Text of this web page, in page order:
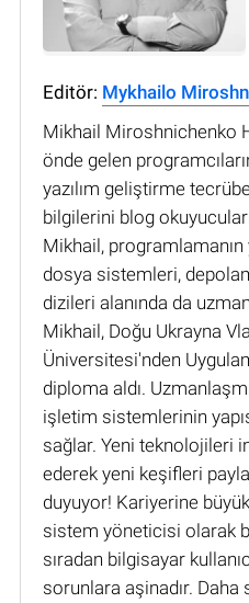
Editör: Mykhailo
Mikhail Miroshnichenko
önde gelen
yazılım geliştirme
bilgilerini blog
Mikhail, programlamanın
dosya sistemleri,
dizileri alanında da
Mikhail, Doğu Ukrayna
Üniversitesi'nden
diploma aldı.
işletim sistemlerinin
sağlar. Yeni teknolojileri
ederek yeni keşifleri
duyuyor! Kariyerine
sistem yöneticisi olarak
sıradan bilgisayar
sorunlara aşinadır. Daha